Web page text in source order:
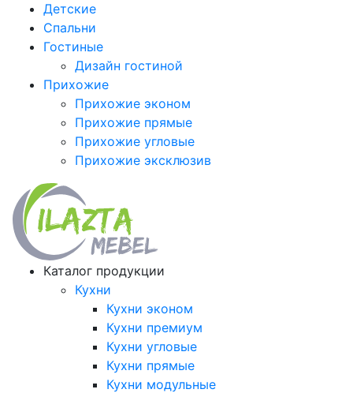
Детские
Спальни
Гостиные
Дизайн гостиной
Прихожие
Прихожие эконом
Прихожие прямые
Прихожие угловые
Прихожие эксклюзив
Каталог продукции
Кухни
Кухни эконом
Кухни премиум
Кухни угловые
Кухни прямые
Кухни модульные